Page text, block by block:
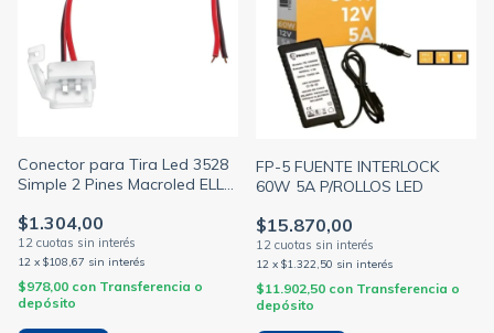
Conector para Tira Led 3528
Simple 2 Pines Macroled ELL-
$1.304,00
12 x $108,67 sin interés
$978,00 con Transferencia o
depósito
FP-5 FUENTE INTERLOCK
60W 5A P/ROLLOS LED
$15.870,00
12 x $1.322,50 sin interés
$11.902,50 con Transferencia o
depósito